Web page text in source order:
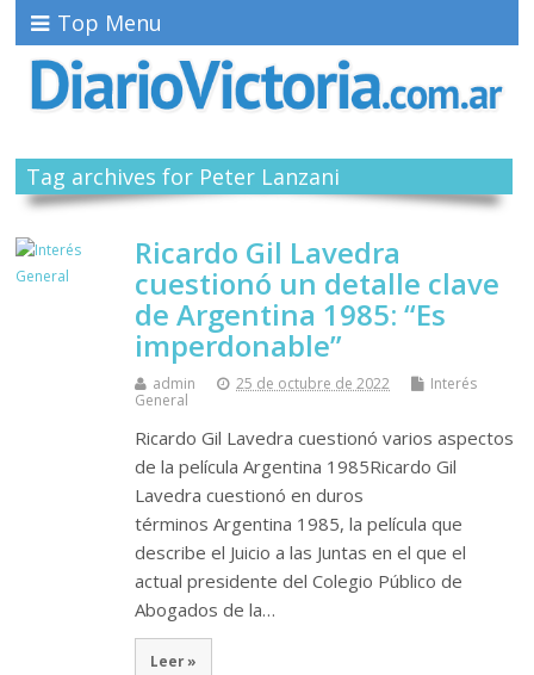
Top Menu
Tag archives for Peter Lanzani
Ricardo Gil Lavedra
cuestionó un detalle clave
de Argentina 1985: “Es
imperdonable”
admin 25 de octubre de 2022
Interés
General
Ricardo Gil Lavedra cuestionó varios aspectos
de la película Argentina 1985Ricardo Gil
Lavedra cuestionó en duros
términos Argentina 1985, la película que
describe el Juicio a las Juntas en el que el
actual presidente del Colegio Público de
Abogados de la…
Leer »